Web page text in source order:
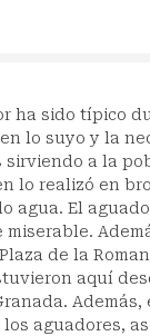
ha sido típico
lo suyo y la
a la
lo realizó en
agua. El
de la
aquí
aguadores,